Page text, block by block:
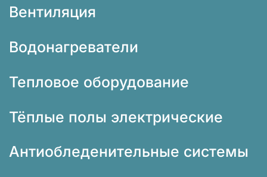
Вентиляция
Водонагреватели
Тепловое оборудование
Тёплые полы электрические
Антиобледенительные системы